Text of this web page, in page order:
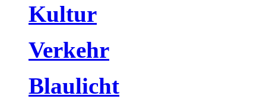
Kultur
Verkehr
Blaulicht